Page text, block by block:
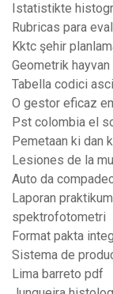
Istatistikte
Rubricas para
Kktc şehir
Geometrik
Tabella codici
O gestor eficaz
Pst colombia el
Pemetaan ki dan
Lesiones de la
Auto da
Laporan
spektrofotometri
Format pakta
Sistema de
Lima barreto pdf